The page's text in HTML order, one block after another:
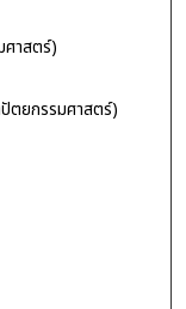
าสตร์)
ตยกรรมศาสตร์)